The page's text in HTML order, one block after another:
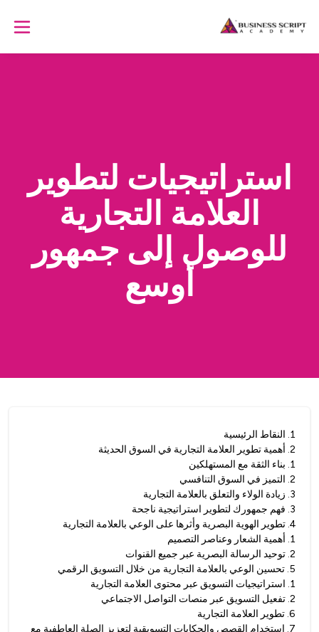
استراتيجيات لتطوير
العلامة التجارية
للوصول إلى جمهور
أوسع
1
. النقاط الرئيسية
2
. أهمية تطوير العلامة التجارية في السوق الحديثة
1
. بناء الثقة مع المستهلكين
2
. التميز في السوق التنافسي
3
. زيادة الولاء والتعلق بالعلامة التجارية
3
. فهم جمهورك لتطوير استراتيجية ناجحة
4
. تطوير الهوية البصرية وأثرها على الوعي بالعلامة التجارية
1
. أهمية الشعار وعناصر التصميم
2
. توحيد الرسالة البصرية عبر جميع القنوات
5
. تحسين الوعي بالعلامة التجارية من خلال التسويق الرقمي
1
. استراتيجيات التسويق عبر محتوى العلامة التجارية
2
. تفعيل التسويق عبر منصات التواصل الاجتماعي
6
. تطوير العلامة التجارية
7
. استخدام القصص والحكايات التسويقية لتعزيز الصلة العاطفية مع